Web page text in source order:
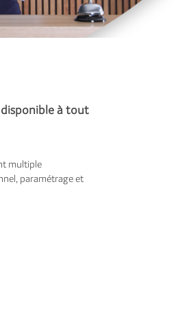
à tout
multiple
paramétrage et